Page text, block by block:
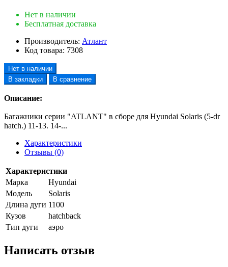
Нет в наличии
Бесплатная доставка
Производитель: Атлант
Код товара: 7308
Нет в наличии
В закладки
В сравнение
Описание:
Багажники серии "ATLANT" в сборе для Hyundai Solaris (5-dr
hatch.) 11-13. 14-...
Характеристики
Отзывы (0)
Характеристики
Марка
Hyundai
Модель
Solaris
Длина дуги 1100
Кузов
hatchback
Тип дуги
аэро
Написать отзыв